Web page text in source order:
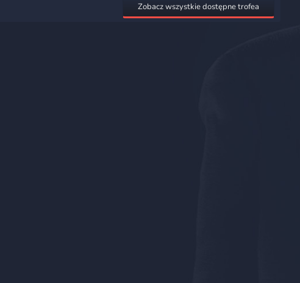
Zobacz wszystkie dostępne trofea